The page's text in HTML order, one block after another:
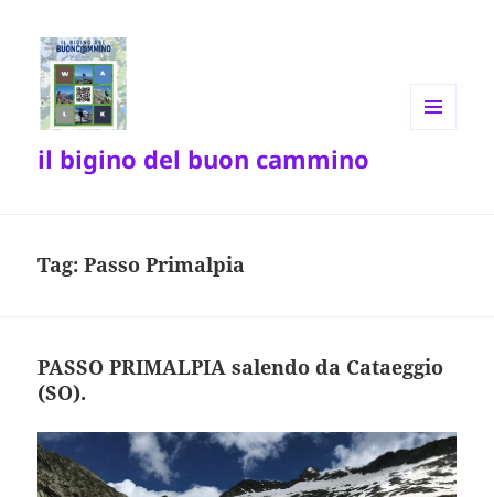
il bigino del buon cammino
Tag:Passo Primalpia
PASSO PRIMALPIA salendo da Cataeggio
(SO).